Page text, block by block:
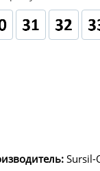
Sursil-